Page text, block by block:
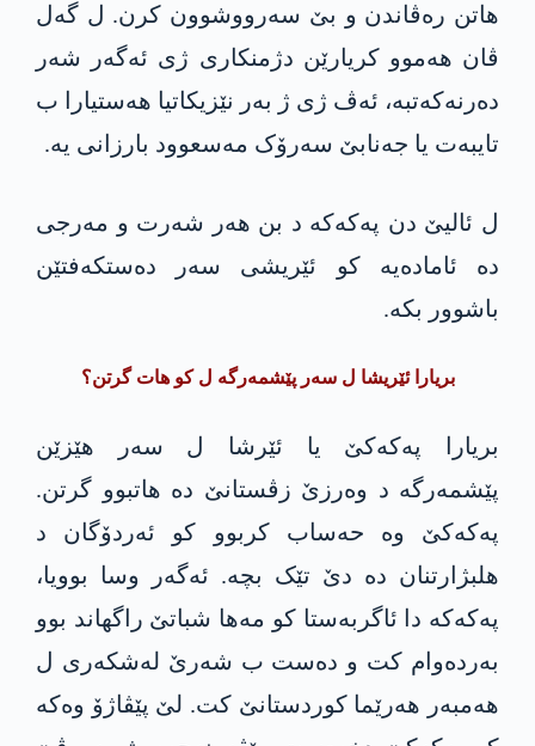
ھاتن رەڤاندن و بێ سەرووشوون کرن. ل گەل
ڤان ھەموو کریارێن دژمنکاری ژی ئەگەر شەر
دەرنەکەتبە، ئەڤ ژی ژ بەر نێزیکاتیا ھەستیارا ب
تایبەت یا جەنابێ سەرۆک مەسعوود بارزانی یە.
ل ئالیێ دن پەکەکە د بن ھەر شەرت و مەرجی
دە ئامادەیە کو ئێریشی سەر دەستکەفتێن
باشوور بکە.
بریارا ئێریشا ل سەر پێشمەرگە ل کو ھات گرتن؟
بریارا پەکەکێ یا ئێرشا ل سەر ھێزێن
پێشمەرگە د وەرزێ زڤستانێ دە ھاتبوو گرتن.
پەکەکێ وە حەساب کربوو کو ئەردۆگان د
ھلبژارتنان دە دێ تێک بچە. ئەگەر وسا بوویا،
پەکەکە دا ئاگربەستا کو مەھا شباتێ راگھاند بوو
بەردەوام کت و دەست ب شەرێ لەشکەری ل
ھەمبەر ھەرێما کوردستانێ کت. لێ پێڤاژۆ وەکە